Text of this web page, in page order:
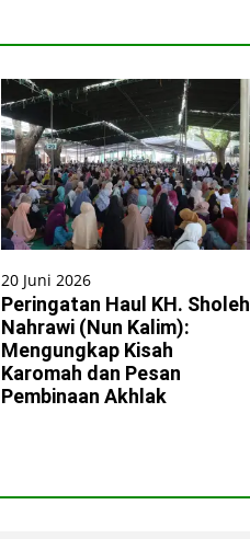
20 Juni 2026
Peringatan Haul KH. Sholeh
Nahrawi (Nun Kalim):
Mengungkap Kisah
Karomah dan Pesan
Pembinaan Akhlak